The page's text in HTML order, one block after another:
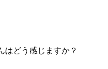
はどう感じますか？